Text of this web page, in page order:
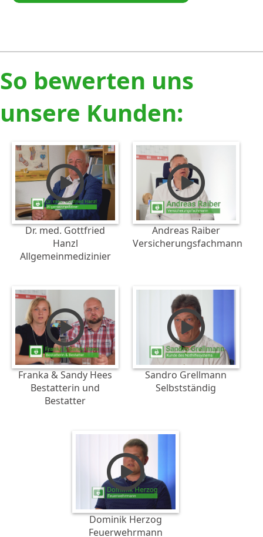
So bewerten uns
unsere Kunden:
Dr. med. Gottfried
Hanzl
Allgemeinmedizinier
Andreas Raiber
Versicherungsfachmann
Franka & Sandy Hees
Bestatterin und
Bestatter
Sandro Grellmann
Selbstständig
Dominik Herzog
Feuerwehrmann